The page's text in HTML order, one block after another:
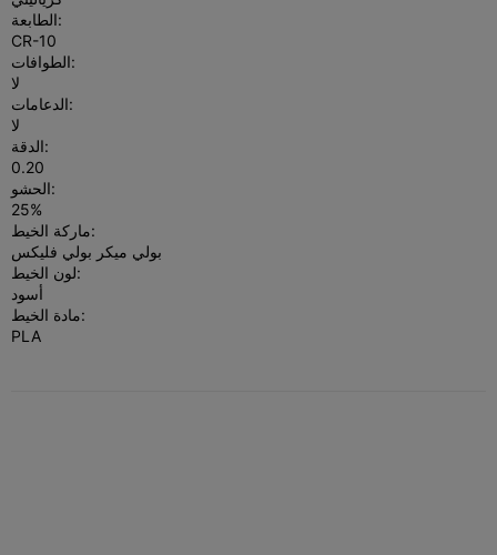
الطابعة:
CR-10
الطوافات:
لا
الدعامات:
لا
الدقة:
0.20
الحشو:
25%
ماركة الخيط:
بولي ميكر بولي فليكس
لون الخيط:
أسود
مادة الخيط:
PLA